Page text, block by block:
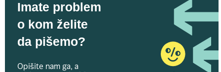
Imate problem
o kom želite
da pišemo?
Opišite nam ga, a